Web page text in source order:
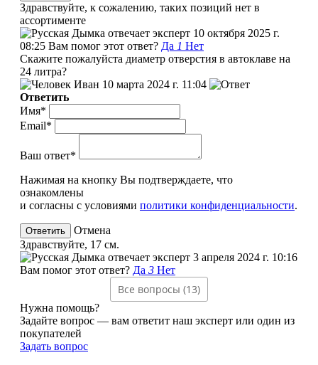
Здравствуйте, к сожалению, таких позиций нет в
ассортименте
эксперт 10 октября 2025 г.
08:25 Вам помог этот ответ? Да 1 Нет
Скажите пожалуйста диаметр отверстия в автоклаве на
24 литра?
Иван 10 марта 2024 г. 11:04
Ответить
Имя*
Email*
Ваш ответ*
Нажимая на кнопку Вы подтверждаете, что
ознакомлены
и согласны с условиями политики конфиденциальности.
Отмена
Здравствуйте, 17 см.
эксперт 3 апреля 2024 г. 10:16
Вам помог этот ответ? Да 3 Нет
Все вопросы (13)
Нужна помощь?
Задайте вопрос — вам ответит наш эксперт или один из
покупателей
Задать вопрос